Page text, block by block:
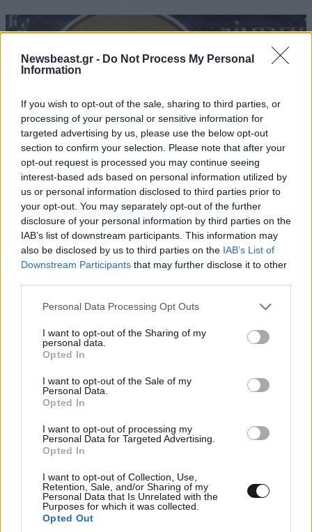
Newsbeast.gr - Do Not Process My Personal
Information
If you wish to opt-out of the sale, sharing to third parties, or
processing of your personal or sensitive information for
targeted advertising by us, please use the below opt-out
section to confirm your selection. Please note that after your
opt-out request is processed you may continue seeing
interest-based ads based on personal information utilized by
us or personal information disclosed to third parties prior to
your opt-out. You may separately opt-out of the further
disclosure of your personal information by third parties on the
IAB’s list of downstream participants. This information may
also be disclosed by us to third parties on the IAB’s List of
Downstream Participants that may further disclose it to other
Please note that this website/app uses one or more Google
not limited to your visit or usage behaviour. You may click to
grant or deny consent to Google and its third-party tags to
use your data for below specified purposes in below Google
consent section.
Personal Data Processing Opt Outs
I want to opt-out of the Sharing of my
personal data.
Opted In
I want to opt-out of the Sale of my
Personal Data.
Opted In
I want to opt-out of processing my
Personal Data for Targeted Advertising.
Opted In
I want to opt-out of Collection, Use,
Retention, Sale, and/or Sharing of my
Personal Data that Is Unrelated with the
Purposes for which it was collected.
Opted Out
ΕΛΛΑΔΑ3 ω. πριν
Εορτολόγιο: Ποιος γιορτάζει σήμερα 8
Αυγούστου
ΚΟΣΜΟΣ08·08·2026 00:08
Η «ληστεία του αιώνα» – Το ψεύτικο κόκκινο